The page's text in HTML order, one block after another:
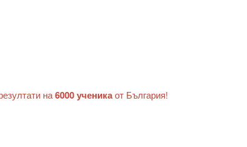
на6000 ученикаот България!